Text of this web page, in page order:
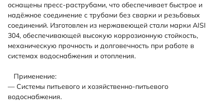
оснащены пресс-раструбами, что обеспечивает быстрое и
надёжное соединение с трубами без сварки и резьбовых
соединений. Изготовлен из нержавеющей стали марки AISI
304, обеспечивающей высокую коррозионную стойкость,
механическую прочность и долговечность при работе в
системах водоснабжения и отопления.
Применение:
— Системы питьевого и хозяйственно-питьевого
водоснабжения.